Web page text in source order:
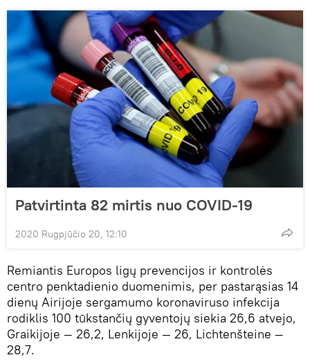
Patvirtinta 82 mirtis nuo COVID-19
2020 Rugpjūčio 20, 12:10
Remiantis Europos ligų prevencijos ir kontrolės
centro penktadienio duomenimis, per pastarąsias 14
dienų Airijoje sergamumo koronaviruso infekcija
rodiklis 100 tūkstančių gyventojų siekia 26,6 atvejo,
Graikijoje — 26,2, Lenkijoje — 26, Lichtenšteine ​​—
28,7.